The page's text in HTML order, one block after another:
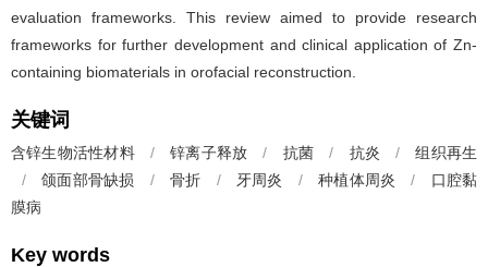
evaluation frameworks. This review aimed to provide research
frameworks for further development and clinical application of Zn-
containing biomaterials in orofacial reconstruction.
关键词
含锌生物活性材料 / 锌离子释放 / 抗菌 / 抗炎 /
组织再生
/
颌面部骨缺损 / 骨折 / 牙周炎 / 种植体周炎 /
口腔黏
膜病
Key words